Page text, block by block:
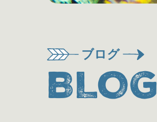
ブログ
BLOG